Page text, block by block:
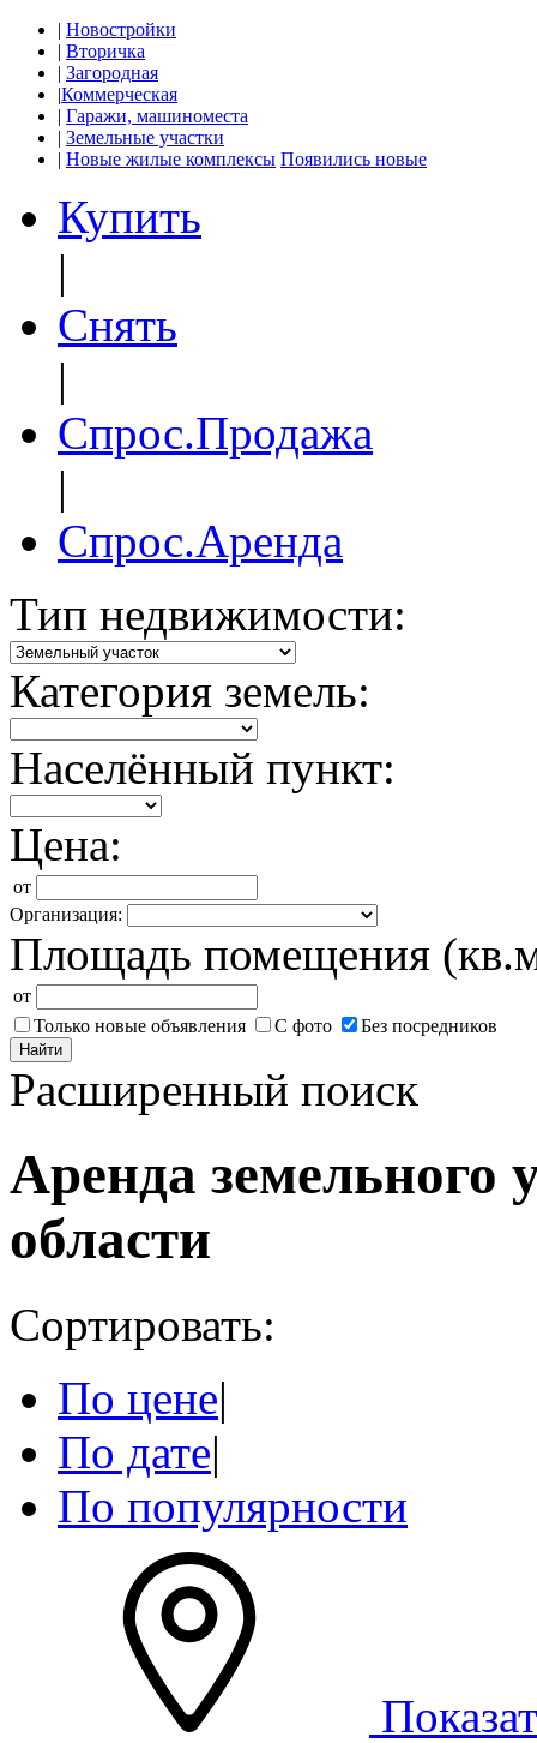
| Новостройки
| Вторичка
| Загородная
|Коммерческая
| Гаражи, машиноместа
| Земельные участки
| Новые жилые комплексы Появились новые
Купить
|
Снять
|
Спрос.Продажа
|
Спрос.Аренда
Тип недвижимости:
Категория земель:
Населённый пункт:
Цена:
от
Организация:
Площадь помещения
от
Только новые объявления
С фото Без посредников
Найти
Расширенный поиск
Аренда земельного
области
Сортировать:
По цене|
По дате|
По популярности